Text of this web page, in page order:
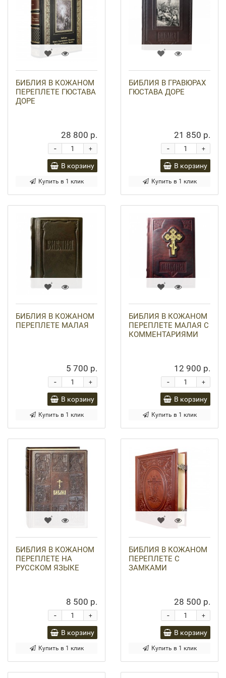
БИБЛИЯ В КОЖАНОМ
ПЕРЕПЛЕТЕ ГЮСТАВА
ДОРЕ
28 800 р.
+
-
В корзину
Купить в 1 клик
БИБЛИЯ В ГРАВЮРАХ
ГЮСТАВА ДОРЕ
21 850 р.
+
-
В корзину
Купить в 1 клик
БИБЛИЯ В КОЖАНОМ
ПЕРЕПЛЕТЕ МАЛАЯ
5 700 р.
+
-
В корзину
Купить в 1 клик
БИБЛИЯ В КОЖАНОМ
ПЕРЕПЛЕТЕ МАЛАЯ С
КОММЕНТАРИЯМИ
12 900 р.
+
-
В корзину
Купить в 1 клик
БИБЛИЯ В КОЖАНОМ
ПЕРЕПЛЕТЕ НА
РУССКОМ ЯЗЫКЕ
8 500 р.
+
-
В корзину
Купить в 1 клик
БИБЛИЯ В КОЖАНОМ
ПЕРЕПЛЕТЕ С
ЗАМКАМИ
28 500 р.
+
-
В корзину
Купить в 1 клик